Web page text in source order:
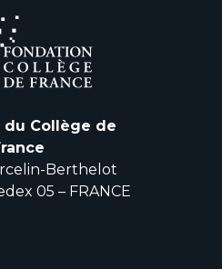
du Collège de
Berthelot
05 – FRANCE